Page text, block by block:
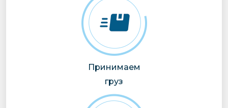
Принимаем
груз